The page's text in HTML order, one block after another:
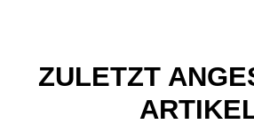
ZULETZT